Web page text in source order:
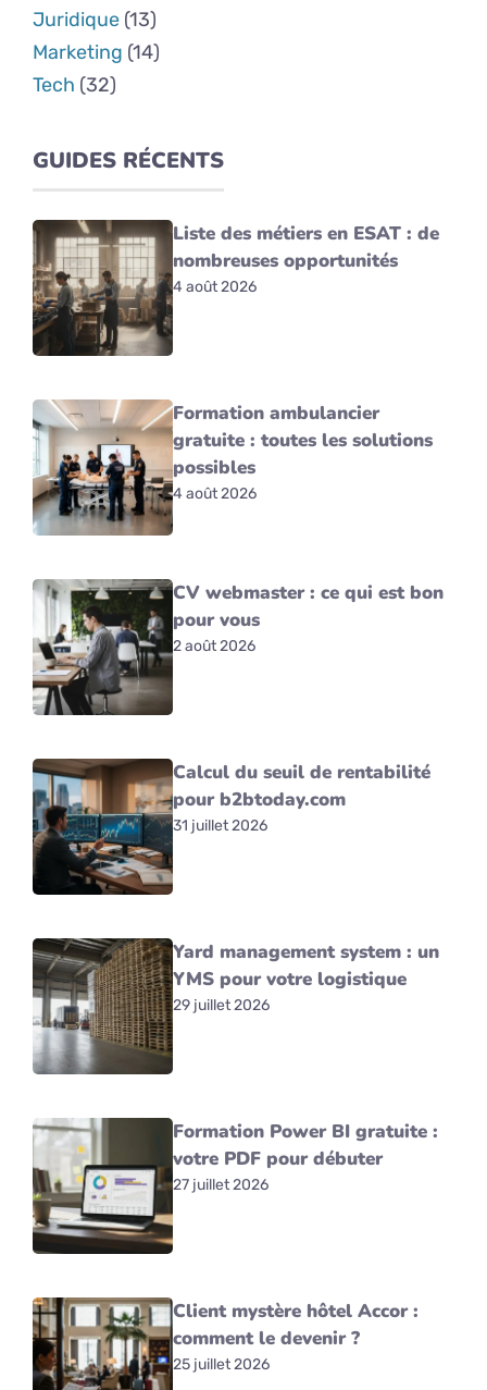
Juridique (13)
Marketing (14)
Tech (32)
GUIDES RÉCENTS
Liste des métiers en ESAT : de
nombreuses opportunités
4 août 2026
Formation ambulancier
gratuite : toutes les solutions
possibles
4 août 2026
CV webmaster : ce qui est bon
pour vous
2 août 2026
Calcul du seuil de rentabilité
pour b2btoday.com
31 juillet 2026
Yard management system : un
YMS pour votre logistique
29 juillet 2026
Formation Power BI gratuite :
votre PDF pour débuter
27 juillet 2026
Client mystère hôtel Accor :
comment le devenir ?
25 juillet 2026